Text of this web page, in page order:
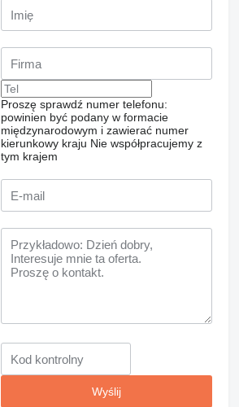
Proszę sprawdź numer telefonu:
powinien być podany w formacie
międzynarodowym i zawierać numer
kierunkowy kraju Nie współpracujemy z
tym krajem